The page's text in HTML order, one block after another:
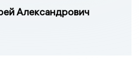
Александрович